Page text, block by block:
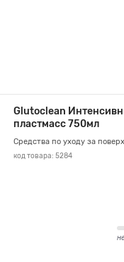
Glutoclean
пластмасс 750мл
Средства по уходу за
код товара: 5284